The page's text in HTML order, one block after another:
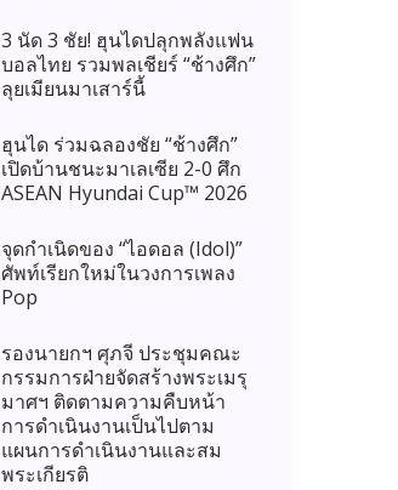
3 นัด 3 ชัย! ฮุนไดปลุกพลังแฟน
บอลไทย รวมพลเชียร์ “ช้างศึก”
ลุยเมียนมาเสาร์นี้
ฮุนได ร่วมฉลองชัย “ช้างศึก”
เปิดบ้านชนะมาเลเซีย 2-0 ศึก
ASEAN Hyundai Cup™ 2026
จุดกำเนิดของ “ไอดอล (Idol)”
ศัพท์เรียกใหม่ในวงการเพลง
Pop
รองนายกฯ ศุภจี ประชุมคณะ
กรรมการฝ่ายจัดสร้างพระเมรุ
มาศฯ ติดตามความคืบหน้า
การดำเนินงานเป็นไปตาม
แผนการดำเนินงานและสม
พระเกียรติ